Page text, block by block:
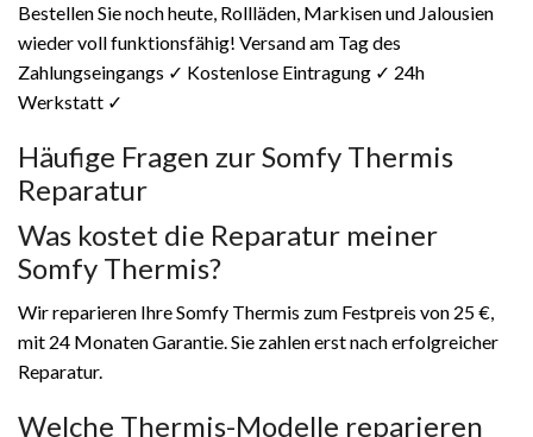
Bestellen Sie noch heute, Rollläden, Markisen und Jalousien
wieder voll funktionsfähig! Versand am Tag des
Zahlungseingangs ✓ Kostenlose Eintragung ✓ 24h
Werkstatt ✓
Häufige Fragen zur Somfy Thermis
Reparatur
Was kostet die Reparatur meiner
Somfy Thermis?
Wir reparieren Ihre Somfy Thermis zum Festpreis von 25 €,
mit 24 Monaten Garantie. Sie zahlen erst nach erfolgreicher
Reparatur.
Welche Thermis-Modelle reparieren